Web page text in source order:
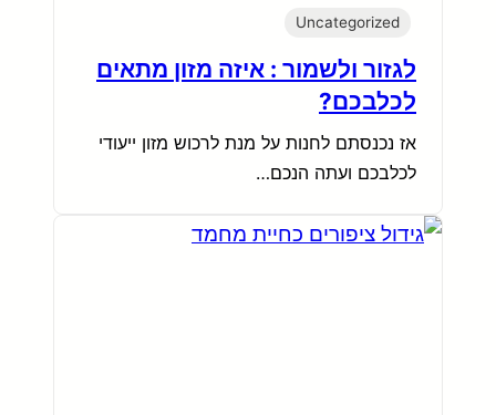
Uncategorized
לגזור ולשמור : איזה מזון מתאים
לכלבכם?
אז נכנסתם לחנות על מנת לרכוש מזון ייעודי
לכלבכם ועתה הנכם…